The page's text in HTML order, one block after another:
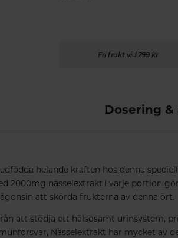
Fri frakt vid 299 kr
Dosering
helande kraften hos denna
2000mg nässelextrakt i varje portion
att skörda frukterna av denna ört.
att stödja ett hälsosamt urinsystem,
Nässelextrakt har mycket av